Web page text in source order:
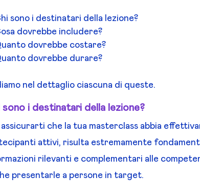
sono i destinatari della lezione?
dovrebbe includere?
dovrebbe costare?
dovrebbe durare?
nel dettaglio ciascuna di queste.
sono i destinatari della lezione?
assicurarti che la tua masterclass abbia
attivi, risulta estremamente
rilevanti e complementari alle
presentarle a persone in target.